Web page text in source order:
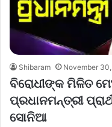
Shibaram November
ବିରୋଧୀଙ୍କ ମିଳିତ
ପ୍ରଧାନମନ୍ତ୍ରୀ
ସୋନିଆ